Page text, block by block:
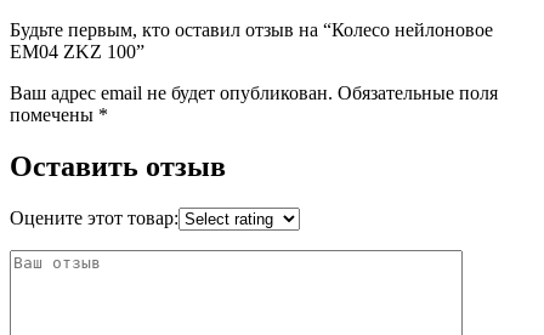
Будьте первым, кто оставил отзыв на “Колесо нейлоновое
EM04 ZKZ 100”
Ваш адрес email не будет опубликован. Обязательные поля
помечены *
Оставить отзыв
Оцените этот товар: